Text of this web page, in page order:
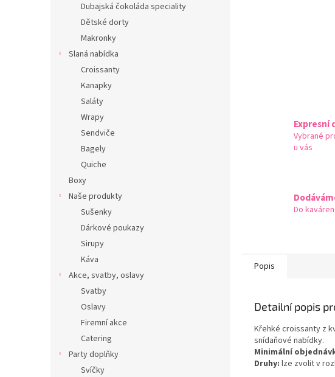
Dubajská čokoláda speciality
Dětské dorty
Makronky
Slaná nabídka
Croissanty
Kanapky
Saláty
Wrapy
Sendviče
Bagely
Quiche
Boxy
Naše produkty
Sušenky
Dárkové poukazy
Sirupy
Káva
Akce, svatby, oslavy
Svatby
Oslavy
Firemní akce
Catering
Party doplňky
Svíčky
Expresní
Vybrané
u vás
Do
Popis
Detailní popis
Křehké croissanty z
snídaňové nabídky.
Minimální
Druhy: lze zvolit v